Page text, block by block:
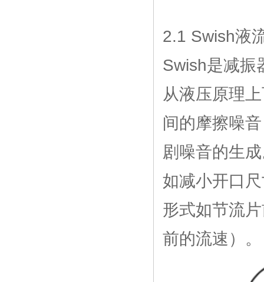
2.1 Swish液
Swish是减振
从液压原理
间的摩擦噪
剧噪音的生
如减小开口
形式如节流
前的流速）。